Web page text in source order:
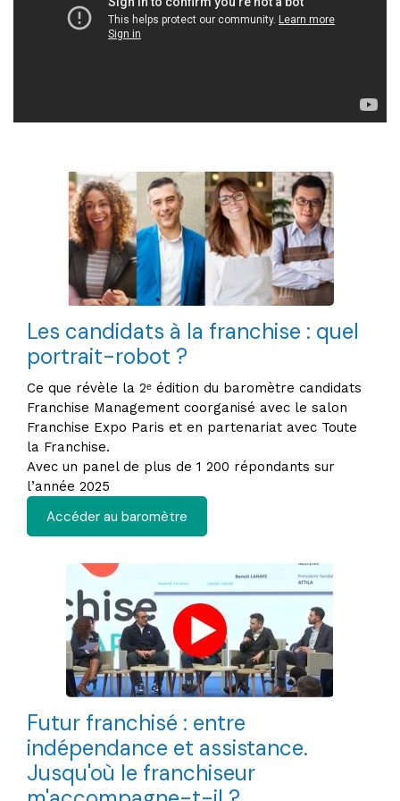
Les candidats à la franchise : quel
portrait-robot ?
Ce que révèle la 2ᵉ édition du baromètre candidats
Franchise Management coorganisé avec le salon
Franchise Expo Paris et en partenariat avec Toute
la Franchise.
Avec un panel de plus de 1 200 répondants sur
l’année 2025
Accéder au baromètre
Futur franchisé : entre
indépendance et assistance.
Jusqu'où le franchiseur